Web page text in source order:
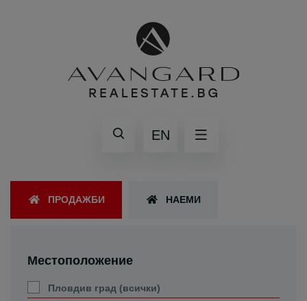
EN
ПРОДАЖБИ НАЕМИ
Местоположение
Пловдив град (всички)